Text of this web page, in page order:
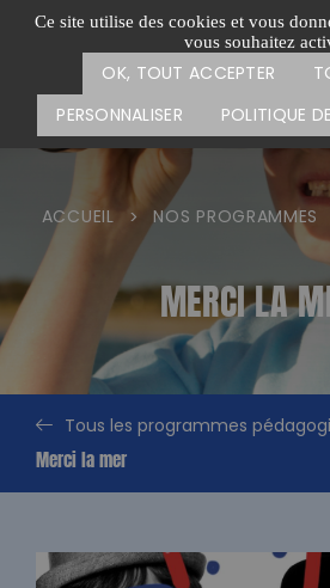
Ce site utilise des cookies et vous
vous souhaitez
OK, TOUT ACCEPTER
PERSONNALISER
POLITIQUE
Passer
CARTE DES ACTIONS
ACCUEIL > NOS PROGRAMMES
MERCI LA
Tous les programmes
Merci la mer